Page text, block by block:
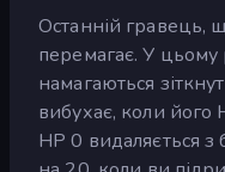
Останній гравець,
перемагає. У цьому
намагаються
вибухає, коли його
HP 0 видаляється з